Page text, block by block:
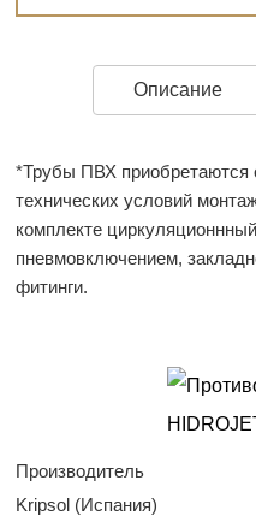
Описание
*Трубы ПВХ приобретаются
технических условий
комплекте
пневмовключением,
фитинги.
Производитель
Kripsol (Испания)